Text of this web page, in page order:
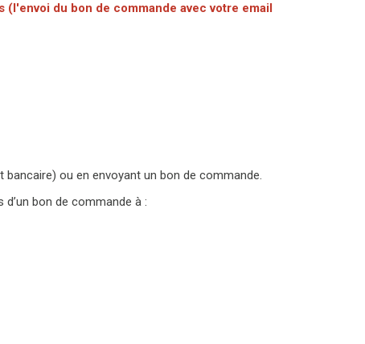
du bon de commande avec votre email
ou en envoyant un bon de commande.
bon de commande à :